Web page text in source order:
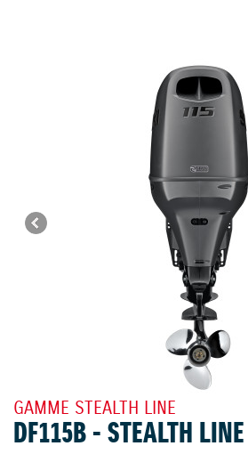
GAMME STEALTH LINE
DF115B - STEALTH LINE